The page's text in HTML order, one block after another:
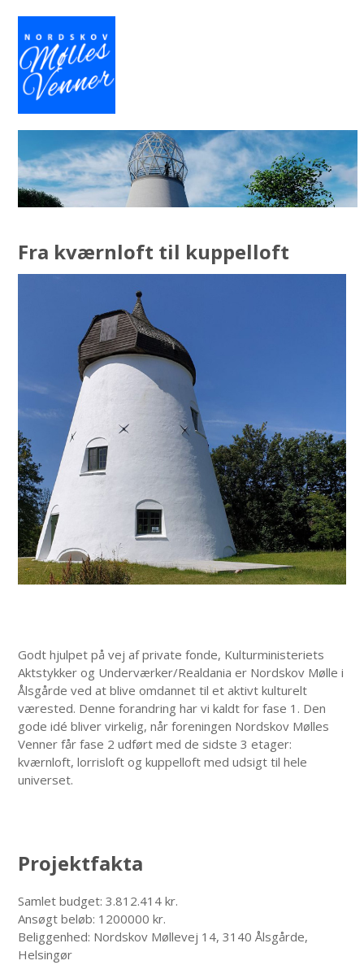
content
Open
mobile
menu
Close
mobile
menu
Fra kværnloft til kuppelloft
Godt hjulpet på vej af private fonde, Kulturministeriets
Aktstykker og Underværker/Realdania er Nordskov Mølle i
Ålsgårde ved at blive omdannet til et aktivt kulturelt
værested. Denne forandring har vi kaldt for fase 1. Den
gode idé bliver virkelig, når foreningen Nordskov Mølles
Venner får fase 2 udført med de sidste 3 etager:
kværnloft, lorrisloft og kuppelloft med udsigt til hele
universet.
Projektfakta
Samlet budget: 3.812.414 kr.
Ansøgt beløb: 1200000 kr.
Beliggenhed: Nordskov Møllevej 14, 3140 Ålsgårde,
Helsingør